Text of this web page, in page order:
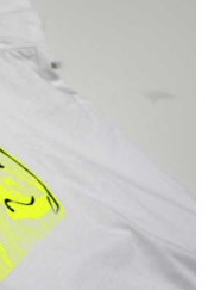
01 Junio 2026
Estudiantes
de Diseño